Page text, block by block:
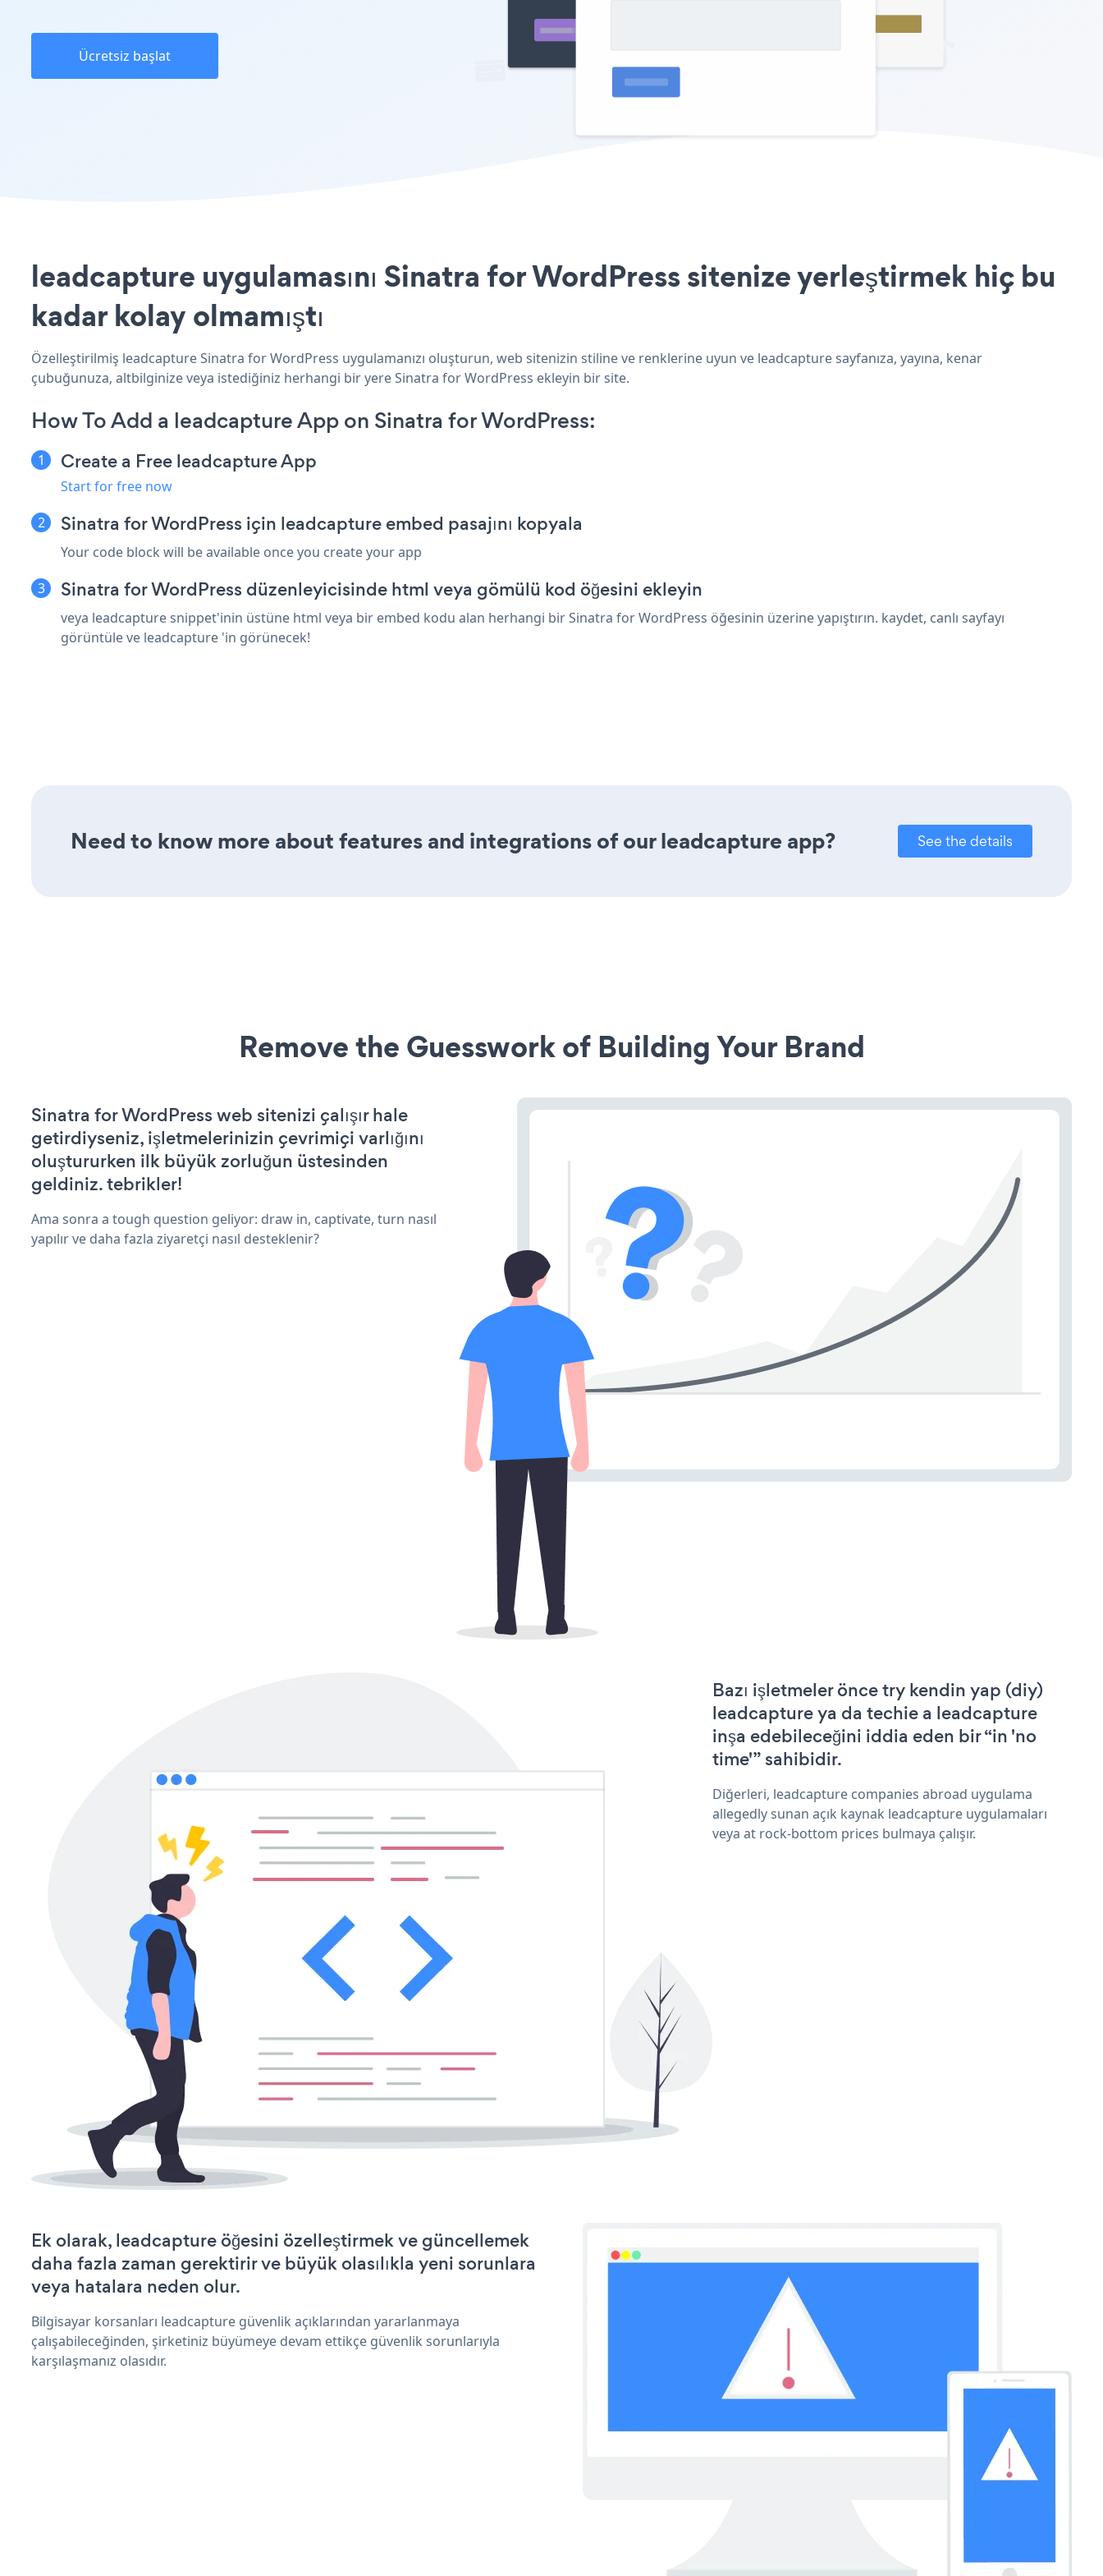
Ücretsiz başlat
leadcapture uygulamasını Sinatra for WordPress sitenize yerleştirmek hiç bu
kadar kolay olmamıştı
Özelleştirilmiş leadcapture Sinatra for WordPress uygulamanızı oluşturun, web sitenizin stiline ve renklerine uyun ve leadcapture sayfanıza, yayına, kenar
çubuğunuza, altbilginize veya istediğiniz herhangi bir yere Sinatra for WordPress ekleyin bir site.
How To Add a leadcapture App on Sinatra for WordPress:
Create a Free leadcapture App
Start for free now
Sinatra for WordPress için leadcapture embed pasajını kopyala
Your code block will be available once you create your app
Sinatra for WordPress düzenleyicisinde html veya gömülü kod öğesini ekleyin
veya leadcapture snippet'inin üstüne html veya bir embed kodu alan herhangi bir Sinatra for WordPress öğesinin üzerine yapıştırın. kaydet, canlı sayfayı
görüntüle ve leadcapture 'in görünecek!
Need to know more about features and integrations of our leadcapture app? See the details
Remove the Guesswork of Building Your Brand
Sinatra for WordPress web sitenizi çalışır hale
getirdiyseniz, işletmelerinizin çevrimiçi varlığını
oluştururken ilk büyük zorluğun üstesinden
geldiniz. tebrikler!
Ama sonra a tough question geliyor: draw in, captivate, turn nasıl
yapılır ve daha fazla ziyaretçi nasıl desteklenir?
Bazı işletmeler önce try kendin yap (diy)
leadcapture ya da techie a leadcapture
inşa edebileceğini iddia eden bir “in 'no
time'” sahibidir.
Diğerleri, leadcapture companies abroad uygulama
allegedly sunan açık kaynak leadcapture uygulamaları
veya at rock-bottom prices bulmaya çalışır.
Ek olarak, leadcapture öğesini özelleştirmek ve güncellemek
daha fazla zaman gerektirir ve büyük olasılıkla yeni sorunlara
veya hatalara neden olur.
Bilgisayar korsanları leadcapture güvenlik açıklarından yararlanmaya
çalışabileceğinden, şirketiniz büyümeye devam ettikçe güvenlik sorunlarıyla
karşılaşmanız olasıdır.